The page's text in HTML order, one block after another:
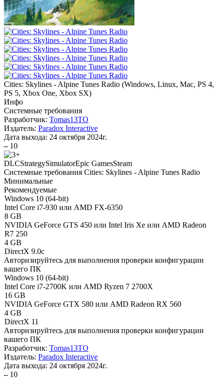
Cities: Skylines - Alpine Tunes Radio (Windows, Linux, Mac, PS 4,
PS 5, Xbox One, Xbox SX)
Инфо
Системные требования
Разработчик: Tomas13TO
Издатель: Paradox Interactive
Дата выхода: 24 октября 2024г.
– 10
DLCStrategySimulatorEpic GamesSteam
Системные требования Cities: Skylines - Alpine Tunes Radio
Минимальные
Рекомендуемые
Windows 10 (64-bit)
Intel Core i7-930 или AMD FX-6350
8 GB
NVIDIA GeForce GTS 450 или Intel Iris Xe или AMD Radeon
R7 250
4 GB
DirectX 9.0c
Авторизируйтесь для выполнения проверки конфигурации
вашего ПК
Windows 10 (64-bit)
Intel Core i7-2700K или AMD Ryzen 7 2700X
16 GB
NVIDIA GeForce GTX 580 или AMD Radeon RX 560
4 GB
DirectX 11
Авторизируйтесь для выполнения проверки конфигурации
вашего ПК
Разработчик: Tomas13TO
Издатель: Paradox Interactive
Дата выхода: 24 октября 2024г.
– 10